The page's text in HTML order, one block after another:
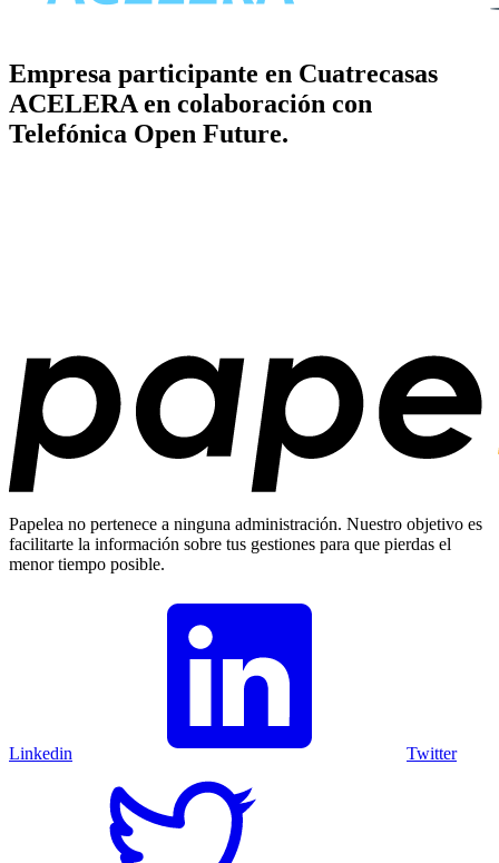
Empresa participante en Cuatrecasas
ACELERA en colaboración con
Telefónica Open Future.
Papelea no pertenece a ninguna administración. Nuestro objetivo es
facilitarte la información sobre tus gestiones para que pierdas el
menor tiempo posible.
Linkedin Twitter